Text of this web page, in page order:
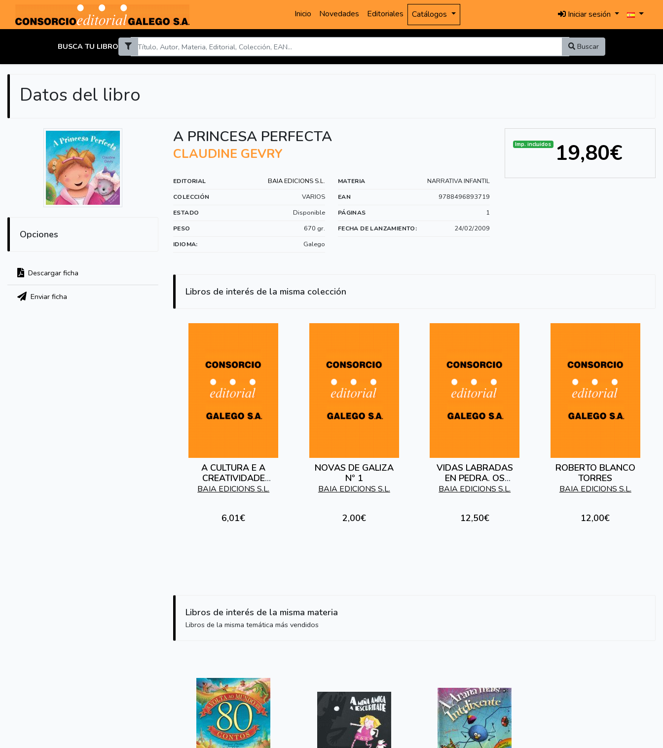
Inicio Novedades Editoriales Catálogos Iniciar sesión
BUSCA TU LIBRO Buscar
Datos del libro
Opciones
Descargar ficha
Enviar ficha
A PRINCESA PERFECTA
CLAUDINE GEVRY
EDITORIAL BAIA EDICIONS S.L. MATERIA NARRATIVA INFANTIL
COLECCIÓN VARIOS EAN 9788496893719
ESTADO Disponible PÁGINAS 1
PESO 670 gr. FECHA DE LANZAMIENTO: 24/02/2009
IDIOMA: Galego
Imp. incluidos 19,80€
Libros de interés de la misma colección
A CULTURA E A
CREATIVIDADE
GALEGAS DE CARA
BAIA EDICIONS S.L.
6,01€
NOVAS DE GALIZA
Nº 1
BAIA EDICIONS S.L.
2,00€
VIDAS LABRADAS
EN PEDRA. OS
SANTEIROS DE
BAIA EDICIONS S.L.
12,50€
ROBERTO BLANCO
TORRES
BAIA EDICIONS S.L.
12,00€
Libros de interés de la misma materia
Libros de la misma temática más vendidos